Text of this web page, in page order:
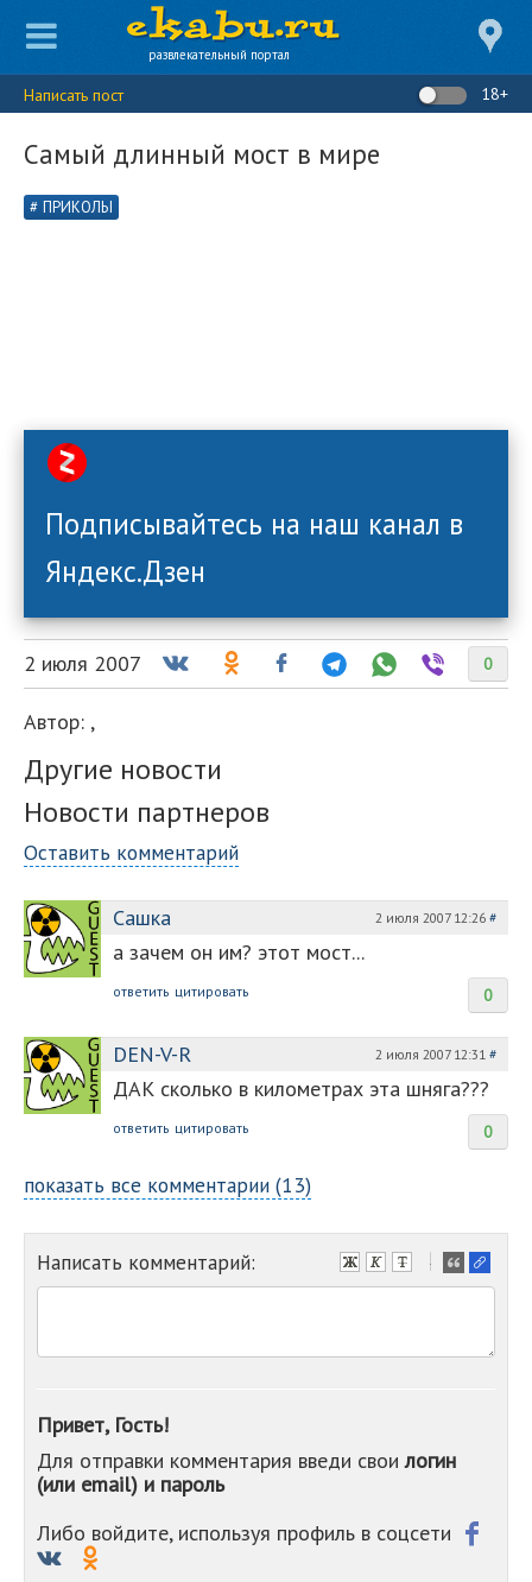
развлекательный портал
Написать пост 18+
Самый длинный мост в мире
ПРИКОЛЫ
Подписывайтесь на наш канал в
Яндекс.Дзен
0
2 июля 2007
Автор: ,
Другие новости
Новости партнеров
Оставить комментарий
Сашка 2 июля 2007 12:26 #
а зачем он им? этот мост...
0
ответить цитировать
DEN-V-R 2 июля 2007 12:31 #
ДАК сколько в километрах эта шняга???
0
ответить цитировать
показать все комментарии (13)
Написать комментарий:
-
-
-
-
Привет, Гость!
Для отправки комментария введи своилогин
(или email) и пароль
Либо войдите, используя профиль в соцсети